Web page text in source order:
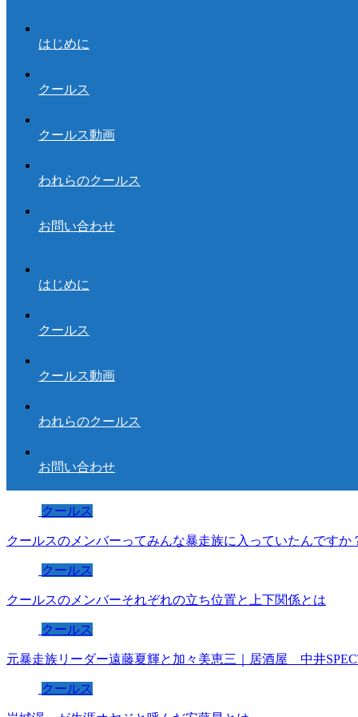
はじめに
クールス
クールス動画
われらのクールス
お問い合わせ
はじめに
クールス
クールス動画
われらのクールス
お問い合わせ
クールス
クールスのメンバーってみんな暴走族に入っていたんですか
クールス
クールスのメンバーそれぞれの立ち位置と上下関係とは
クールス
元暴走族リーダー遠藤夏輝と加々美恵三｜居酒屋 中井
クールス